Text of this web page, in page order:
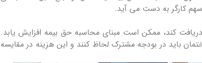
کند، ممکن است مبنای محاسبه حق بیمه افزایش یابد.
باید در بودجه مشترک لحاظ کنند و این هزینه در مقایسه